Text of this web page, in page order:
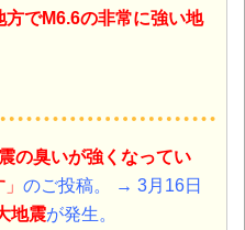
方でM6.6の非常に強い地
の臭いが強くなってい
」 のご投稿。 → 3月16日
地震が発生。